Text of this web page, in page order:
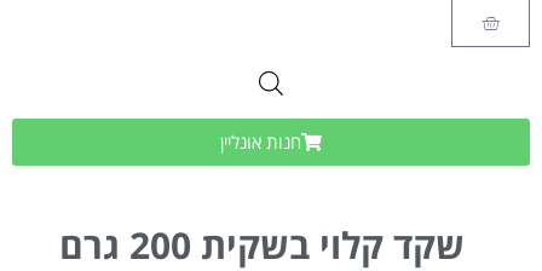
חנות אונליין
שקד קלוי בשקית 200 גרם